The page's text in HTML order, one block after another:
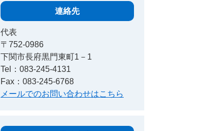
連絡先
代表
〒752-0986
下関市長府黒門東町1－1
Tel：083-245-4131
Fax：083-245-6768
メールでのお問い合わせはこちら